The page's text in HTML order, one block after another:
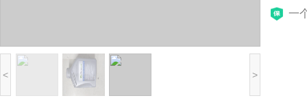
< >
一